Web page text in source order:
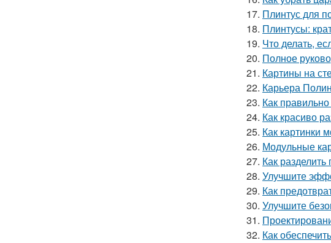
17. Плинтус для
18. Плинтусы:
19. Что делать,
20. Полное
21. Картины на
22. Карьера
23. Как
24. Как красиво
25. Как картинки
26. Модульные
27. Как
28. Улучшите
29. Как
30. Улучшите
31.
32. Как